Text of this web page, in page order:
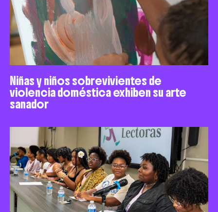
Niñas y niños sobrevivientes de
violencia doméstica exhiben su arte
sanador